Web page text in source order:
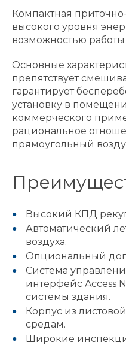
Компактная
высокого уровня
возможностью
Основные
препятствует
гарантирует
установку в
коммерческого
рациональное
прямоугольный
Высокий КПД
Автоматический
воздуха.
Опциональный
Система
интерфейс Access
системы здания.
Корпус из
средам.
Широкие